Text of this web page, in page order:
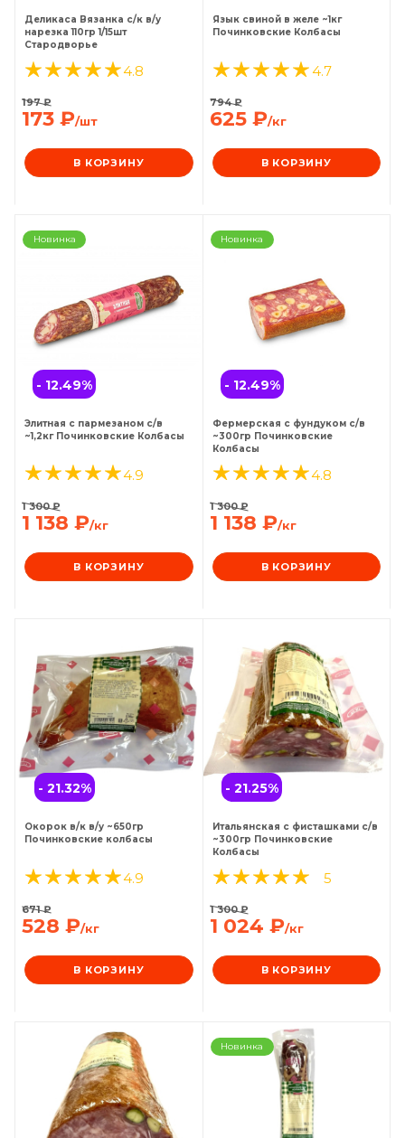
Деликаса Вязанка с/к в/у
нарезка 110гр 1/15шт
Стародворье
4.8
173 ₽/шт
197₽
В КОРЗИНУ
Язык свиной в желе ~1кг
Починковские Колбасы
4.7
625₽/кг
794₽
В КОРЗИНУ
- 12.49%
Новинка
Элитная с пармезаном с/в
~1,2кг Починковские Колбасы
4.9
1 138 ₽/кг
1 300₽
В КОРЗИНУ
- 12.49%
Новинка
Фермерская с фундуком с/в
~300гр Починковские
Колбасы
4.8
1 138 ₽/кг
1 300₽
В КОРЗИНУ
- 21.32%
Окорок в/к в/у ~650гр
Починковские колбасы
4.9
528 ₽/кг
671₽
В КОРЗИНУ
- 21.25%
Итальянская с фисташками с/в
~300гр Починковские
Колбасы
5
1 024 ₽/кг
1 300₽
В КОРЗИНУ
Новинка